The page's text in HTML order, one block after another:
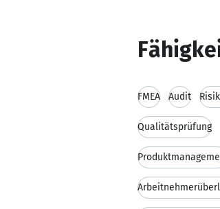
FMEA Audit
Qualitätsprüfung